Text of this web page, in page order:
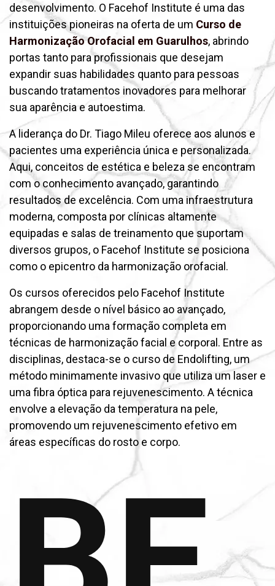
desenvolvimento. O Facehof Institute é uma das
instituições pioneiras na oferta de um Curso de
Harmonização Orofacial em Guarulhos, abrindo
portas tanto para profissionais que desejam
expandir suas habilidades quanto para pessoas
buscando tratamentos inovadores para melhorar
sua aparência e autoestima.
A liderança do Dr. Tiago Mileu oferece aos alunos e
pacientes uma experiência única e personalizada.
Aqui, conceitos de estética e beleza se encontram
com o conhecimento avançado, garantindo
resultados de excelência. Com uma infraestrutura
moderna, composta por clínicas altamente
equipadas e salas de treinamento que suportam
diversos grupos, o Facehof Institute se posiciona
como o epicentro da harmonização orofacial.
Os cursos oferecidos pelo Facehof Institute
abrangem desde o nível básico ao avançado,
proporcionando uma formação completa em
técnicas de harmonização facial e corporal. Entre as
disciplinas, destaca-se o curso de Endolifting, um
método minimamente invasivo que utiliza um laser e
uma fibra óptica para rejuvenescimento. A técnica
envolve a elevação da temperatura na pele,
promovendo um rejuvenescimento efetivo em
áreas específicas do rosto e corpo.